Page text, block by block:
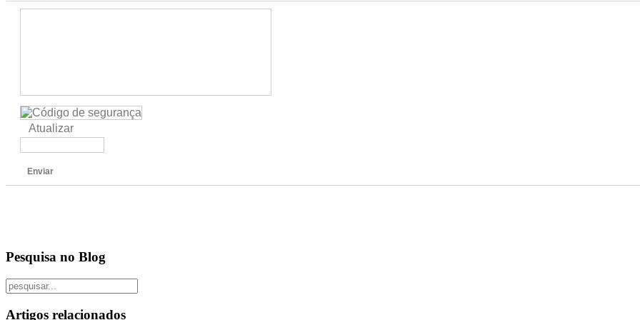
Atualizar
Enviar
Pesquisa no Blog
Artigos relacionados